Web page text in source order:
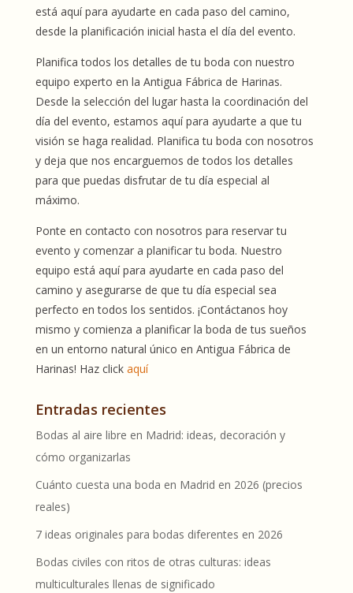
está aquí para ayudarte en cada paso del camino,
desde la planificación inicial hasta el día del evento.
Planifica todos los detalles de tu boda con nuestro
equipo experto en la Antigua Fábrica de Harinas.
Desde la selección del lugar hasta la coordinación del
día del evento, estamos aquí para ayudarte a que tu
visión se haga realidad. Planifica tu boda con nosotros
y deja que nos encarguemos de todos los detalles
para que puedas disfrutar de tu día especial al
máximo.
Ponte en contacto con nosotros para reservar tu
evento y comenzar a planificar tu boda. Nuestro
equipo está aquí para ayudarte en cada paso del
camino y asegurarse de que tu día especial sea
perfecto en todos los sentidos. ¡Contáctanos hoy
mismo y comienza a planificar la boda de tus sueños
en un entorno natural único en Antigua Fábrica de
Harinas! Haz click aquí
Entradas recientes
Bodas al aire libre en Madrid: ideas, decoración y
cómo organizarlas
Cuánto cuesta una boda en Madrid en 2026 (precios
reales)
7 ideas originales para bodas diferentes en 2026
Bodas civiles con ritos de otras culturas: ideas
multiculturales llenas de significado